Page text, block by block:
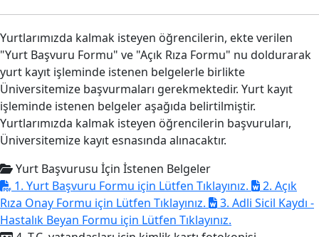
Yurtlarımızda kalmak isteyen öğrencilerin, ekte verilen
"Yurt Başvuru Formu" ve "Açık Rıza Formu" nu doldurarak
yurt kayıt işleminde istenen belgelerle birlikte
Üniversitemize başvurmaları gerekmektedir. Yurt kayıt
işleminde istenen belgeler aşağıda belirtilmiştir.
Yurtlarımızda kalmak isteyen öğrencilerin başvuruları,
Üniversitemize kayıt esnasında alınacaktır.
Yurt Başvurusu İçin İstenen Belgeler
1. Yurt Başvuru Formu için Lütfen Tıklayınız.
2. Açık
Rıza Onay Formu için Lütfen Tıklayınız.
3. Adli Sicil Kaydı -
Hastalık Beyan Formu için Lütfen Tıklayınız.